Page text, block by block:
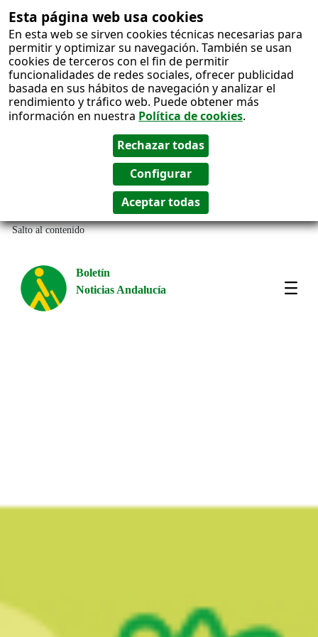
Esta página web usa cookies
En esta web se sirven cookies técnicas necesarias para
permitir y optimizar su navegación. También se usan
cookies de terceros con el fin de permitir
funcionalidades de redes sociales, ofrecer publicidad
basada en sus hábitos de navegación y analizar el
rendimiento y tráfico web. Puede obtener más
información en nuestra Política de cookies.
Salto al contenido
Boletín
Noticias Andalucía